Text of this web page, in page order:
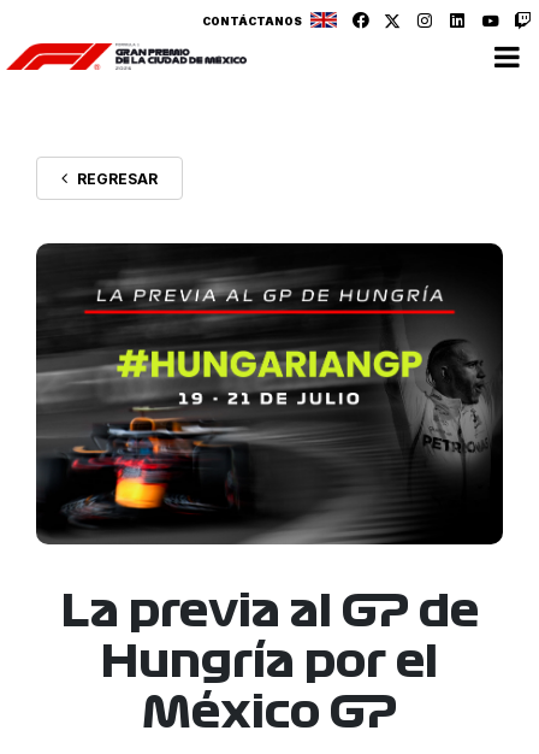
CONTÁCTANOS
REGRESAR
La previa al GP de
Hungría por el
México GP